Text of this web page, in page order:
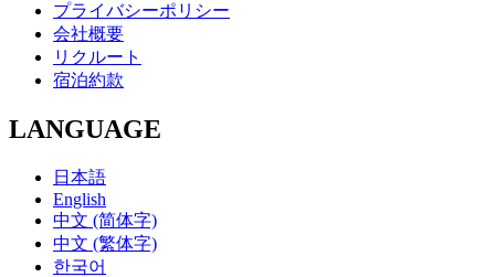
プライバシーポリシー
会社概要
リクルート
宿泊約款
LANGUAGE
日本語
English
中文 (简体字)
中文 (繁体字)
한국어